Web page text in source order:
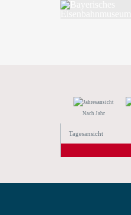
Nach Jahr
Tagesansicht